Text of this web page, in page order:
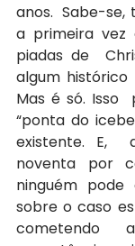
anos.  Sabe-se,
a primeira
piadas de
algum
Mas é só. Isso
“ponta do
existente. E,
noventa por
ninguém
sobre o caso
cometendo